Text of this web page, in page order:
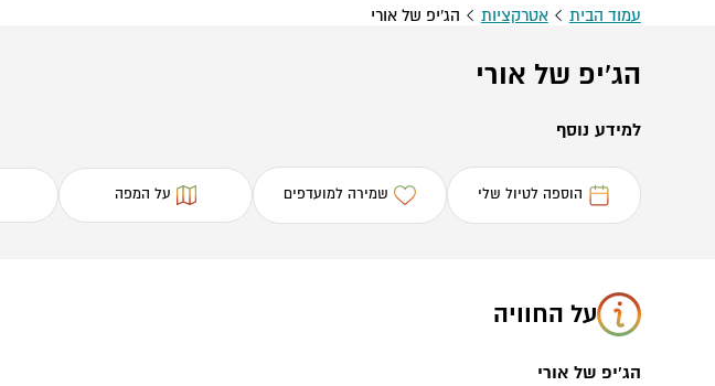
עמוד הבית אטרקציות הג'יפ של אורי
הג'יפ של אורי
למידע נוסף
הוספה לטיול שלי שמירה למועדפים על המפה
על החוויה
הג'יפ של אורי